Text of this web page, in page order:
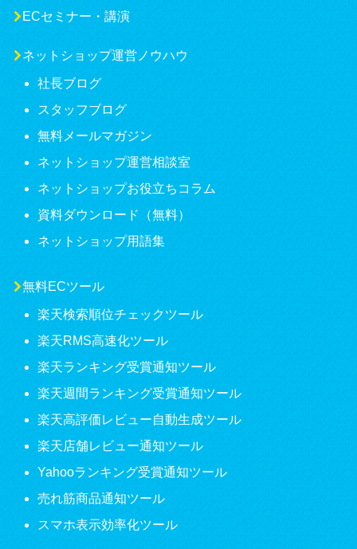
ECセミナー・講演
ネットショップ運営ノウハウ
社長ブログ
スタッフブログ
無料メールマガジン
ネットショップ運営相談室
ネットショップお役立ちコラム
資料ダウンロード（無料）
ネットショップ用語集
無料ECツール
楽天検索順位チェックツール
楽天RMS高速化ツール
楽天ランキング受賞通知ツール
楽天週間ランキング受賞通知ツール
楽天高評価レビュー自動生成ツール
楽天店舗レビュー通知ツール
Yahooランキング受賞通知ツール
売れ筋商品通知ツール
スマホ表示効率化ツール